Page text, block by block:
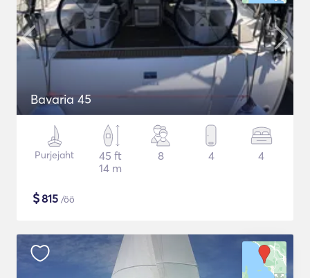
Bavaria 45
Purjejaht
45 ft
14 m
8 4 4
$815 /öö